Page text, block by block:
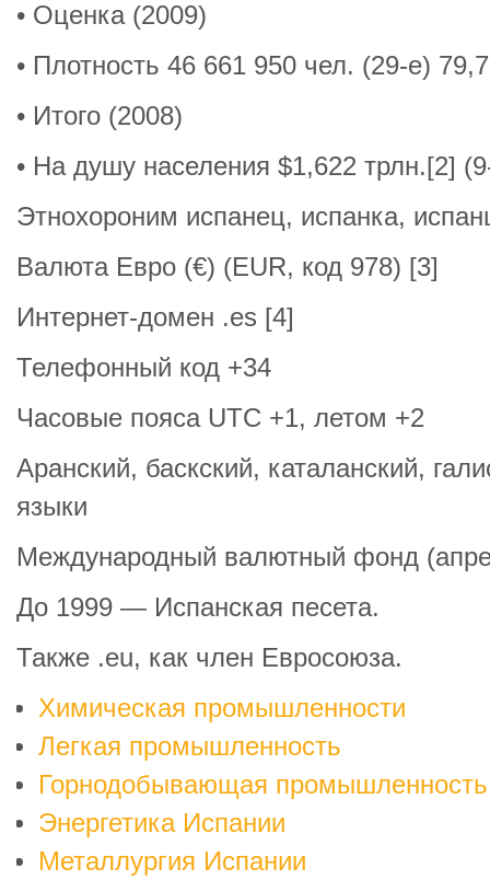
• Оценка (2009)
• Плотность 46 661 950 чел. (29-е)
• Итого (2008)
• На душу населения $1,622 трлн.[2]
Этнохороним испанец, испанка,
Валюта Евро (€) (EUR, код 978) [3]
Интернет-домен .es [4]
Телефонный код +34
Часовые пояса UTC +1, летом +2
Аранский, баскский, каталанский,
языки
Международный валютный фонд
До 1999 — Испанская песета.
Также .eu, как член Евросоюза.
Химическая промышленности
Легкая промышленность
Горнодобывающая
Энергетика Испании
Металлургия Испании